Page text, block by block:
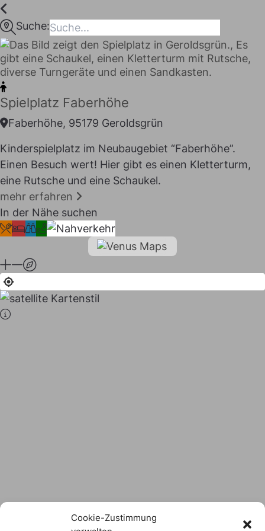
Cookie-Zustimmung
springen
maps
Suche:
Spielplatz Faberhöhe
Faberhöhe, 95179 Geroldsgrün
Kinderspielplatz im Neubaugebiet “Faberhöhe”.
Einen Besuch wert! Hier gibt es einen Kletterturm,
eine Rutsche und eine Schaukel.
mehr erfahren
In der Nähe suchenI LIKE
Logo Download